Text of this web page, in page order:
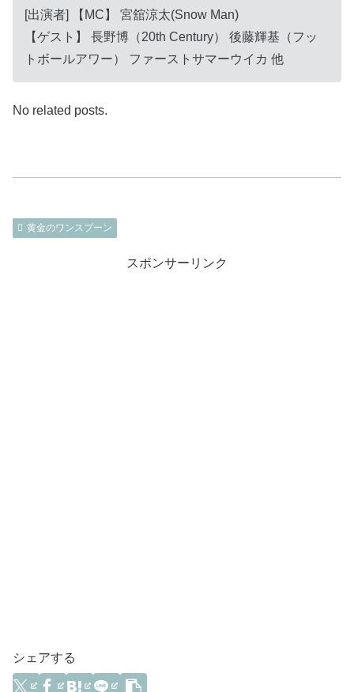
[出演者] 【MC】 宮舘涼太(Snow Man)
【ゲスト】 長野博（20th Century） 後藤輝基（フッ
トボールアワー） ファーストサマーウイカ 他
No related posts.
黄金のワンスプーン
スポンサーリンク
シェアする